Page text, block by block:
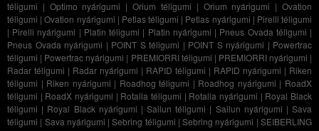
téligumi | Optimo nyárigumi |Orium téligumi | Orium nyárigumi |Ovation
téligumi |Ovation nyárigumi | Petlas téligumi | Petlas nyárigumi | Pirelli téligumi
| Pirelli nyárigumi | Platin téligumi | Platin nyárigumi | Pneus Ovada téligumi |
Pneus Ovada nyárigumi | POINT S téligumi | POINT S nyárigumi | Powertrac
téligumi | Powertrac nyárigumi | PREMIORRI téligumi | PREMIORRI nyárigumi |
Radar téligumi | Radar nyárigumi | RAPID téligumi | RAPID nyárigumi | Riken
téligumi | Riken nyárigumi | Roadhog téligumi | Roadhog nyárigumi | RoadX
téligumi | RoadX nyárigumi | Rotalla téligumi | Rotalla nyárigumi | Royal Black
téligumi | Royal Black nyárigumi |Sailun téligumi | Sailun nyárigumi |Sava
téligumi | Sava nyárigumi |Sebring téligumi |Sebring nyárigumi |SEIBERLING